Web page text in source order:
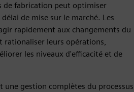
de fabrication peut optimiser
de mise sur le marché. Les
rapidement aux changements du
rationaliser leurs opérations,
les niveaux d'efficacité et de
gestion complètes du processus